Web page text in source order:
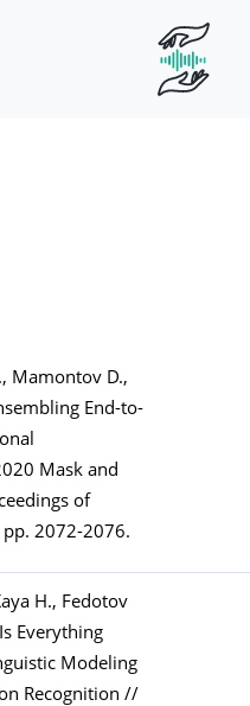
Mamontov D.,
End-to-
Mask and
of
pp. 2072-2076.
H., Fedotov
Everything
Modeling
Recognition //